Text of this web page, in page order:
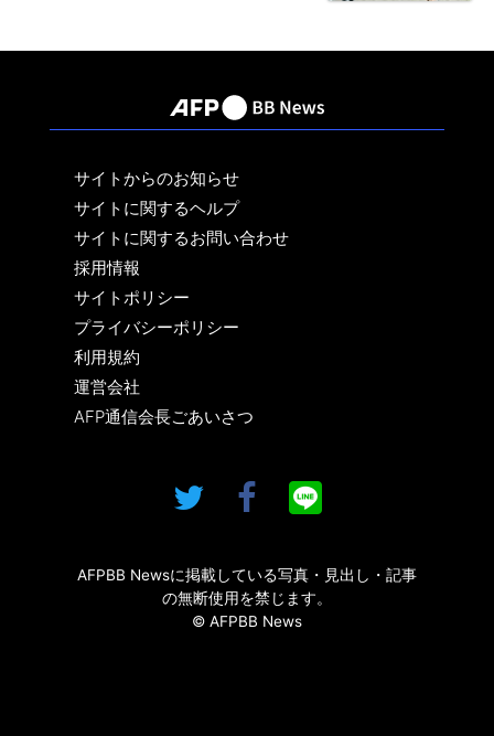
サイトからのお知らせ
サイトに関するヘルプ
サイトに関するお問い合わせ
採用情報
サイトポリシー
プライバシーポリシー
利用規約
運営会社
AFP通信会長ごあいさつ
AFPBB Newsに掲載している写真・見出し・記事
の無断使用を禁じます。
© AFPBB News